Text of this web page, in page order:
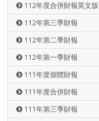
112年度合併財報英文版
112年第三季財報
112年第二季財報
112年第一季財報
111年度個體財報
111年度合併財報
111年第三季財報